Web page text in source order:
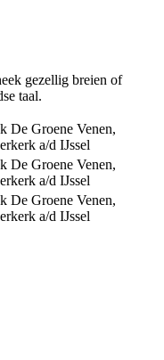
gezellig breien of
taal.
De Groene Venen,
a/d IJssel
De Groene Venen,
a/d IJssel
De Groene Venen,
a/d IJssel